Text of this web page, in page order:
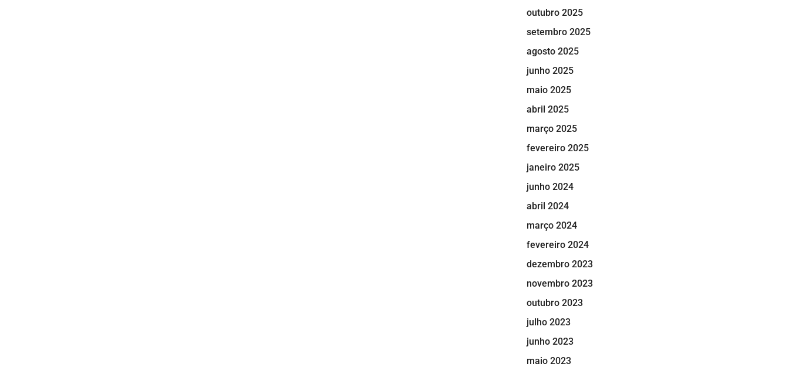
outubro 2025
setembro 2025
agosto 2025
junho 2025
maio 2025
abril 2025
março 2025
fevereiro 2025
janeiro 2025
junho 2024
abril 2024
março 2024
fevereiro 2024
dezembro 2023
novembro 2023
outubro 2023
julho 2023
junho 2023
maio 2023